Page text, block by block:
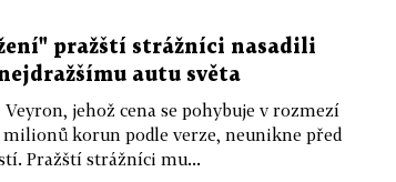
pražští strážníci nasadili
autu světa
jehož cena se pohybuje v rozmezí
milionů korun podle verze, neunikne před
Pražští strážníci mu...